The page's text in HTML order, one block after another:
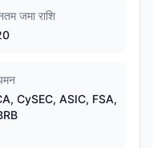
जमा राशि
CySEC, ASIC, FSA,